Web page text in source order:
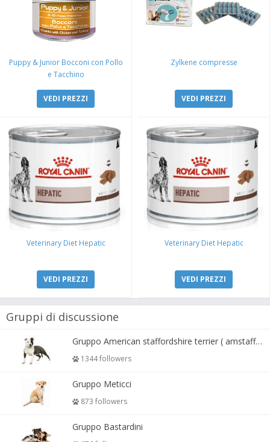
Puppy & Junior Bocconi con Pollo
e Tacchino
VEDI PREZZI
Zylkene compresse
VEDI PREZZI
Veterinary Diet Hepatic
VEDI PREZZI
Veterinary Diet Hepatic
VEDI PREZZI
Gruppi di discussione
Gruppo American staffordshire terrier ( amstaff, amastaff )
1344 followers
Gruppo Meticci
873 followers
Gruppo Bastardini